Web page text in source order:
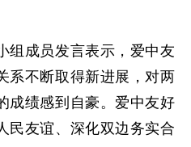
成员发言表示，爱中友
系不断取得新进展，对两
成绩感到自豪。爱中友好
民友谊、深化双边务实合